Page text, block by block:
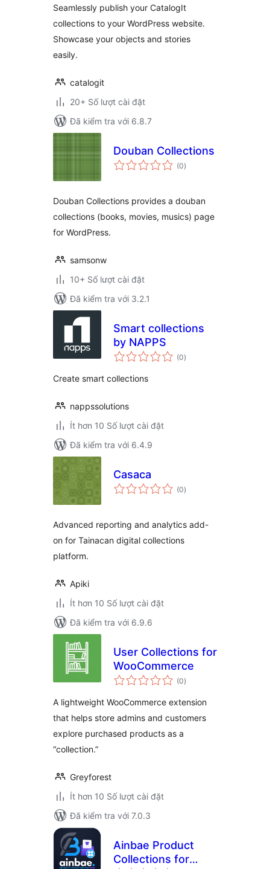
Seamlessly publish your CatalogIt
collections to your WordPress website.
Showcase your objects and stories
easily.
catalogit
20+ Số lượt cài đặt
Đã kiểm tra với 6.8.7
Douban Collections
(0tổng
đánh
)
Douban Collections provides a douban
collections (books, movies, musics) page
for WordPress.
samsonw
10+ Số lượt cài đặt
Đã kiểm tra với 3.2.1
Smart collections
by NAPPS
(0tổng
đánh
)
Create smart collections
nappssolutions
Ít hơn 10 Số lượt cài đặt
Đã kiểm tra với 6.4.9
Casaca
(0tổng
đánh
)
Advanced reporting and analytics add-
on for Tainacan digital collections
platform.
Apiki
Ít hơn 10 Số lượt cài đặt
Đã kiểm tra với 6.9.6
User Collections for
WooCommerce
(0tổng
đánh
)
A lightweight WooCommerce extension
that helps store admins and customers
explore purchased products as a
“collection.”
Greyforest
Ít hơn 10 Số lượt cài đặt
Đã kiểm tra với 7.0.3
Ainbae Product
Collections for